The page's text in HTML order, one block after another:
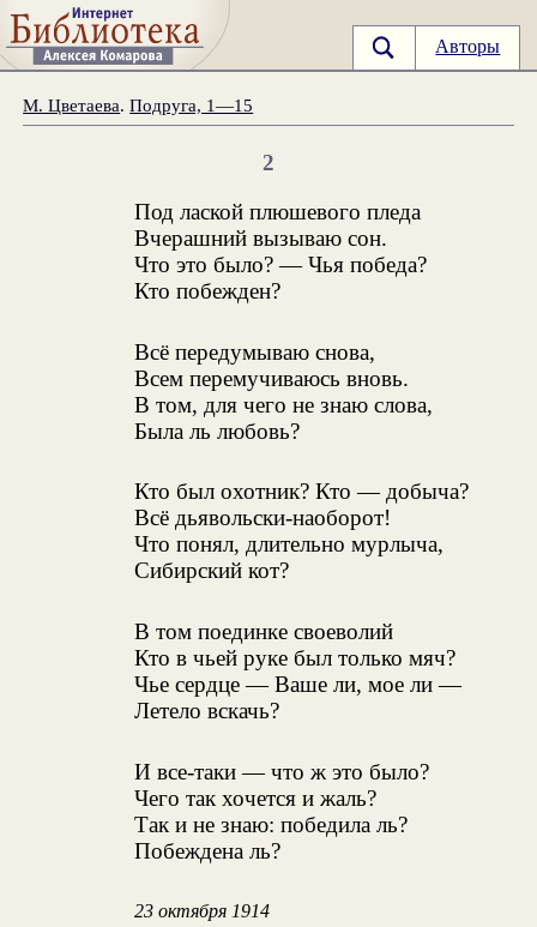
Авторы
М. Цветаева.Подруга, 1—15
2
Под лаской плюшевого пледа
Вчерашний вызываю сон.
Что это было? — Чья победа?
Кто побежден?
Всё передумываю снова,
Всем перемучиваюсь вновь.
В том, для чего не знаю слова,
Была ль любовь?
Кто был охотник? Кто — добыча?
Всё дьявольски-наоборот!
Что понял, длительно мурлыча,
Сибирский кот?
В том поединке своеволий
Кто в чьей руке был только мяч?
Чье сердце — Ваше ли, мое ли —
Летело вскачь?
И все-таки — что ж это было?
Чего так хочется и жаль?
Так и не знаю: победила ль?
Побеждена ль?
23 октября 1914